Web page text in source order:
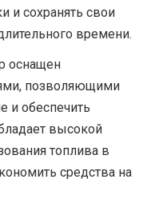
и сохранять свои
времени.
оснащен
позволяющими
и обеспечить
высокой
топлива в
средства на